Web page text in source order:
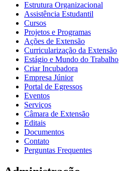
Estrutura Organizacional
Assistência Estudantil
Cursos
Projetos e Programas
Ações de Extensão
Curricularização da Extensão
Estágio e Mundo do Trabalho
Criar Incubadora
Empresa Júnior
Portal de Egressos
Eventos
Serviços
Câmara de Extensão
Editais
Documentos
Contato
Perguntas Frequentes